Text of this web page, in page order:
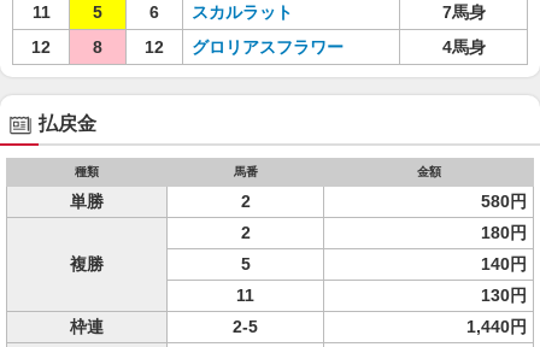
11
5 6 スカルラット
7馬身
12
8 12 グロリアスフラワー 4馬身
払戻金
種類 馬番 金額
単勝 2 580円
複勝
2
180円
5
140円
11
130円
枠連
2-5
1,440円